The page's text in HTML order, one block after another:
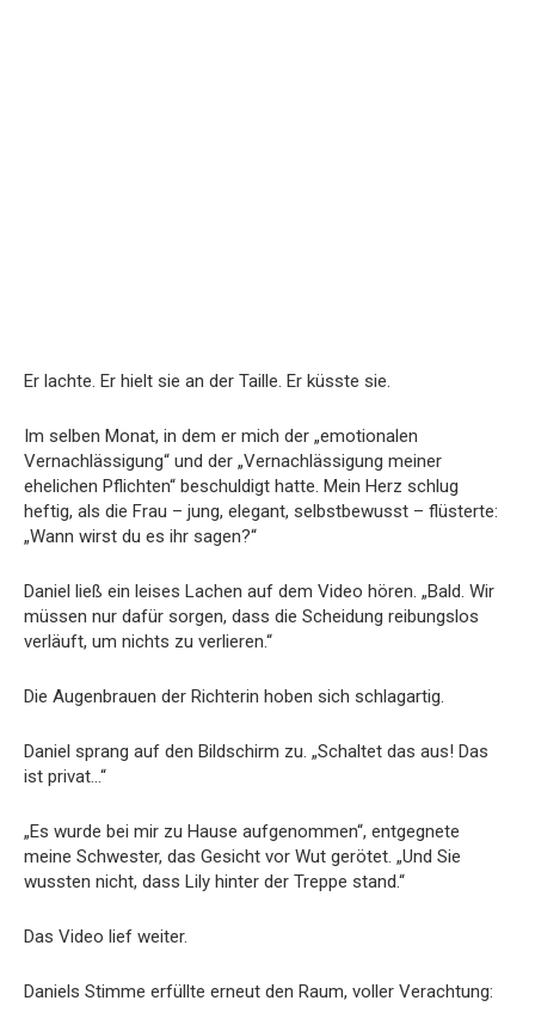
Er lachte. Er hielt sie an der Taille. Er küsste sie.
Im selben Monat, in dem er mich der „emotionalen
Vernachlässigung“ und der „Vernachlässigung meiner
ehelichen Pflichten“ beschuldigt hatte. Mein Herz schlug
heftig, als die Frau – jung, elegant, selbstbewusst – flüsterte:
„Wann wirst du es ihr sagen?“
Daniel ließ ein leises Lachen auf dem Video hören. „Bald. Wir
müssen nur dafür sorgen, dass die Scheidung reibungslos
verläuft, um nichts zu verlieren.“
Die Augenbrauen der Richterin hoben sich schlagartig.
Daniel sprang auf den Bildschirm zu. „Schaltet das aus! Das
ist privat…“
„Es wurde bei mir zu Hause aufgenommen“, entgegnete
meine Schwester, das Gesicht vor Wut gerötet. „Und Sie
wussten nicht, dass Lily hinter der Treppe stand.“
Das Video lief weiter.
Daniels Stimme erfüllte erneut den Raum, voller Verachtung: